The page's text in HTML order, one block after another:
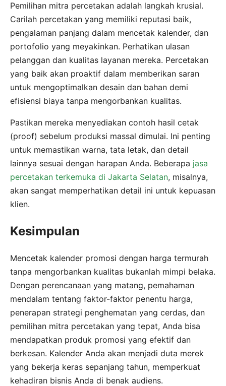
Pemilihan mitra percetakan adalah langkah krusial.
Carilah percetakan yang memiliki reputasi baik,
pengalaman panjang dalam mencetak kalender, dan
portofolio yang meyakinkan. Perhatikan ulasan
pelanggan dan kualitas layanan mereka. Percetakan
yang baik akan proaktif dalam memberikan saran
untuk mengoptimalkan desain dan bahan demi
efisiensi biaya tanpa mengorbankan kualitas.
Pastikan mereka menyediakan contoh hasil cetak
(proof) sebelum produksi massal dimulai. Ini penting
untuk memastikan warna, tata letak, dan detail
lainnya sesuai dengan harapan Anda. Beberapa jasa
percetakan terkemuka di Jakarta Selatan, misalnya,
akan sangat memperhatikan detail ini untuk kepuasan
klien.
Kesimpulan
Mencetak kalender promosi dengan harga termurah
tanpa mengorbankan kualitas bukanlah mimpi belaka.
Dengan perencanaan yang matang, pemahaman
mendalam tentang faktor-faktor penentu harga,
penerapan strategi penghematan yang cerdas, dan
pemilihan mitra percetakan yang tepat, Anda bisa
mendapatkan produk promosi yang efektif dan
berkesan. Kalender Anda akan menjadi duta merek
yang bekerja keras sepanjang tahun, memperkuat
kehadiran bisnis Anda di benak audiens.